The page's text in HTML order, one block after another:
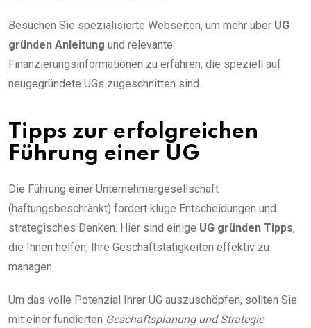
Besuchen Sie spezialisierte Webseiten, um mehr über UG
gründen Anleitung und relevante
Finanzierungsinformationen zu erfahren, die speziell auf
neugegründete UGs zugeschnitten sind.
Tipps zur erfolgreichen
Führung einer UG
Die Führung einer Unternehmergesellschaft
(haftungsbeschränkt) fordert kluge Entscheidungen und
strategisches Denken. Hier sind einige UG gründen Tipps,
die Ihnen helfen, Ihre Geschäftstätigkeiten effektiv zu
managen.
Um das volle Potenzial Ihrer UG auszuschöpfen, sollten Sie
mit einer fundierten Geschäftsplanung und Strategie